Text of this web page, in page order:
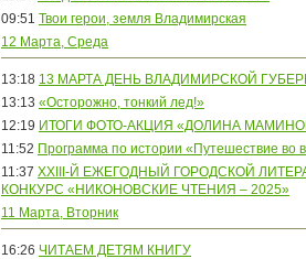
09:51 Твои герои, земля Владимирская
12 Марта, Среда
13:18 13 МАРТА ДЕНЬ ВЛАДИМИРСКОЙ
13:13 «Осторожно, тонкий лед!»
12:19 ИТОГИ ФОТО-АКЦИЯ «ДОЛИНА
11:52 Программа по истории «Путешествие во
11:37 XXIII-Й ЕЖЕГОДНЫЙ ГОРОДСКОЙ
КОНКУРС «НИКОНОВСКИЕ ЧТЕНИЯ – 2025»
11 Марта, Вторник
16:26 ЧИТАЕМ ДЕТЯМ КНИГУ